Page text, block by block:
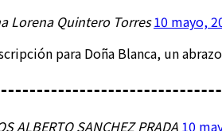
Lorena Quintero Torres 10 mayo,
para Doña Blanca, un
ALBERTO SANCHEZ PRADA 10